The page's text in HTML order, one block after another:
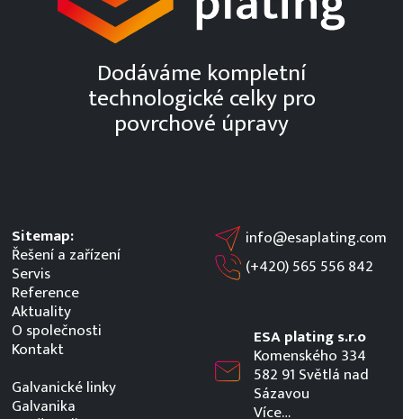
Dodáváme kompletní
technologické celky pro
povrchové úpravy
Sitemap:
Řešení a zařízení
Servis
Reference
Aktuality
O společnosti
Kontakt
Galvanické linky
Galvanika
info@esaplating.com
(+420)565 556 842
ESA plating s.r.o
Komenského 334
582 91 Světlá nad
Sázavou
Více…